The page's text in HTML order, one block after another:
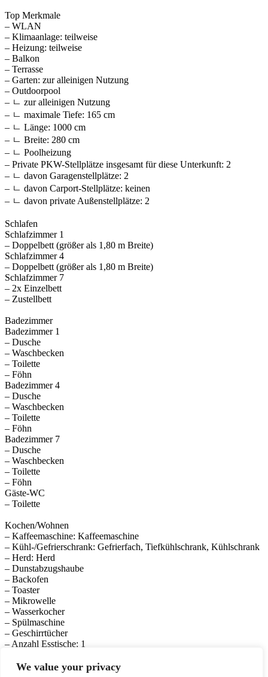
We value your privacy
Top Merkmale
– WLAN
– Klimaanlage: teilweise
– Heizung: teilweise
– Balkon
– Terrasse
– Garten: zur alleinigen Nutzung
– Outdoorpool
– ㄴ zur alleinigen Nutzung
– ㄴ maximale Tiefe: 165 cm
– ㄴ Länge: 1000 cm
– ㄴ Breite: 280 cm
– ㄴ Poolheizung
– Private PKW-Stellplätze insgesamt für diese Unterkunft: 2
– ㄴ davon Garagenstellplätze: 2
– ㄴ davon Carport-Stellplätze: keinen
– ㄴ davon private Außen­stellplätze: 2
Schlafen
Schlafzimmer 1
– Doppelbett (größer als 1,80 m Breite)
Schlafzimmer 4
– Doppelbett (größer als 1,80 m Breite)
Schlafzimmer 7
– 2x Einzelbett
– Zustellbett
Badezimmer
Badezimmer 1
– Dusche
– Waschbecken
– Toilette
– Föhn
Badezimmer 4
– Dusche
– Waschbecken
– Toilette
– Föhn
Badezimmer 7
– Dusche
– Waschbecken
– Toilette
– Föhn
Gäste-WC
– Toilette
Kochen/Wohnen
– Kaffeemaschine: Kaffeemaschine
– Kühl-/Gefrierschrank: Gefrierfach, Tiefkühlschrank, Kühlschrank
– Herd: Herd
– Dunstabzugshaube
– Backofen
– Toaster
– Mikrowelle
– Wasserkocher
– Spülmaschine
– Geschirrtücher
– Anzahl Esstische: 1
– Anzahl Wohnzimmer: 1